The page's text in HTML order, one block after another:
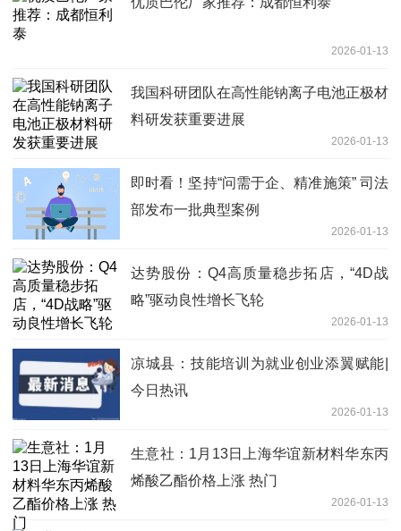
2026-01-13
我国科研团队在高性能钠离子电池正极材
料研发获重要进展
2026-01-13
即时看！坚持“问需于企、精准施策” 司法
部发布一批典型案例
2026-01-13
达势股份：Q4高质量稳步拓店，“4D战
略”驱动良性增长飞轮
2026-01-13
凉城县：技能培训为就业创业添翼赋能|
今日热讯
2026-01-13
生意社：1月13日上海华谊新材料华东丙
烯酸乙酯价格上涨 热门
2026-01-13